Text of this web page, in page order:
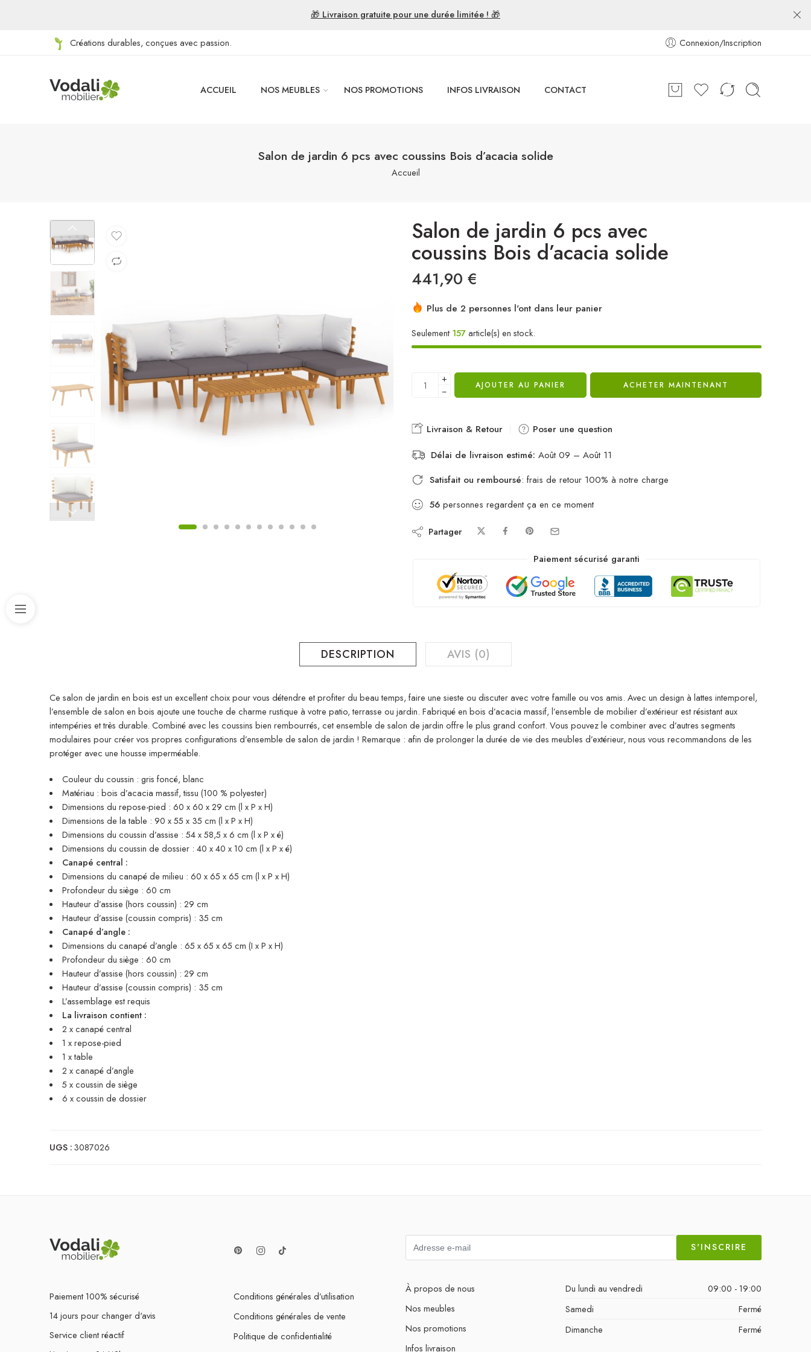
🎁 Livraison gratuite pour une durée limitée ! 🎁
Créations durables, conçues avec passion. Connexion/Inscription
ACCUEIL NOS MEUBLES NOS PROMOTIONS INFOS LIVRAISON CONTACT
Salon de jardin 6 pcs avec coussins Bois d’acacia solide
Accueil
Salon de jardin 6 pcs avec
coussins Bois d’acacia solide
441,90 €
Plus de 2 personnes l'ont dans leur panier
Seulement 157article(s) en stock.
+
−
AJOUTER AU PANIER ACHETER MAINTENANT
Livraison & Retour
Poser une question
Délai de livraison estimé: Août 09 – Août 11
Satisfait ou remboursé: frais de retour 100% à notre charge
56 personnes regardent ça en ce moment
Partager
Paiement sécurisé garanti
DESCRIPTION AVIS (0)
Ce salon de jardin en bois est un excellent choix pour vous détendre et profiter du beau temps, faire une sieste ou discuter avec votre famille ou vos amis. Avec un design à lattes intemporel,
l’ensemble de salon en bois ajoute une touche de charme rustique à votre patio, terrasse ou jardin. Fabriqué en bois d’acacia massif, l’ensemble de mobilier d’extérieur est résistant aux
intempéries et très durable. Combiné avec les coussins bien rembourrés, cet ensemble de salon de jardin offre le plus grand confort. Vous pouvez le combiner avec d’autres segments
modulaires pour créer vos propres configurations d’ensemble de salon de jardin ! Remarque : afin de prolonger la durée de vie des meubles d’extérieur, nous vous recommandons de les
protéger avec une housse imperméable.
Couleur du coussin : gris foncé, blanc
Matériau : bois d’acacia massif, tissu (100 % polyester)
Dimensions du repose-pied : 60 x 60 x 29 cm (l x P x H)
Dimensions de la table : 90 x 55 x 35 cm (l x P x H)
Dimensions du coussin d’assise : 54 x 58,5 x 6 cm (l x P x é)
Dimensions du coussin de dossier : 40 x 40 x 10 cm (l x P x é)
Canapé central :
Dimensions du canapé de milieu : 60 x 65 x 65 cm (l x P x H)
Profondeur du siège : 60 cm
Hauteur d’assise (hors coussin) : 29 cm
Hauteur d’assise (coussin compris) : 35 cm
Canapé d’angle :
Dimensions du canapé d’angle : 65 x 65 x 65 cm (I x P x H)
Profondeur du siège : 60 cm
Hauteur d’assise (hors coussin) : 29 cm
Hauteur d’assise (coussin compris) : 35 cm
L’assemblage est requis
La livraison contient :
2 x canapé central
1 x repose-pied
1 x table
2 x canapé d’angle
5 x coussin de siège
6 x coussin de dossier
UGS :3087026
Paiement 100% sécurisé
14 jours pour changer d'avis
Service client réactif
Conditions générales d’utilisation
Conditions générales de vente
Politique de confidentialité
S'INSCRIRE
À propos de nous
Nos meubles
Nos promotions
Infos livraison
Du lundi au vendredi
09:00 - 19:00
Samedi
Fermé
Dimanche
Fermé